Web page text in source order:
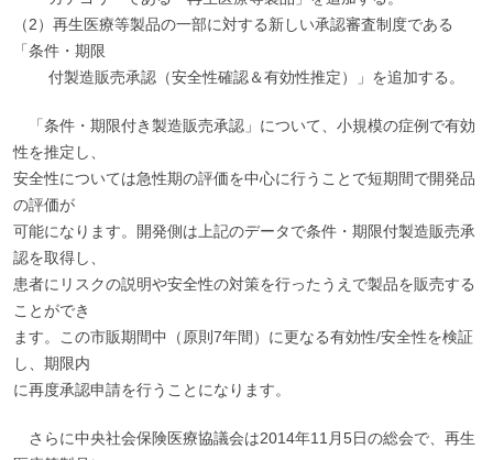
（2）再生医療等製品の一部に対する新しい承認審査制度である
「条件・期限
付製造販売承認（安全性確認＆有効性推定）」を追加する。
「条件・期限付き製造販売承認」について、小規模の症例で有効
性を推定し、
安全性については急性期の評価を中心に行うことで短期間で開発品
の評価が
可能になります。開発側は上記のデータで条件・期限付製造販売承
認を取得し、
患者にリスクの説明や安全性の対策を行ったうえで製品を販売する
ことができ
ます。この市販期間中（原則7年間）に更なる有効性/安全性を検証
し、期限内
に再度承認申請を行うことになります。
さらに中央社会保険医療協議会は2014年11月5日の総会で、再生